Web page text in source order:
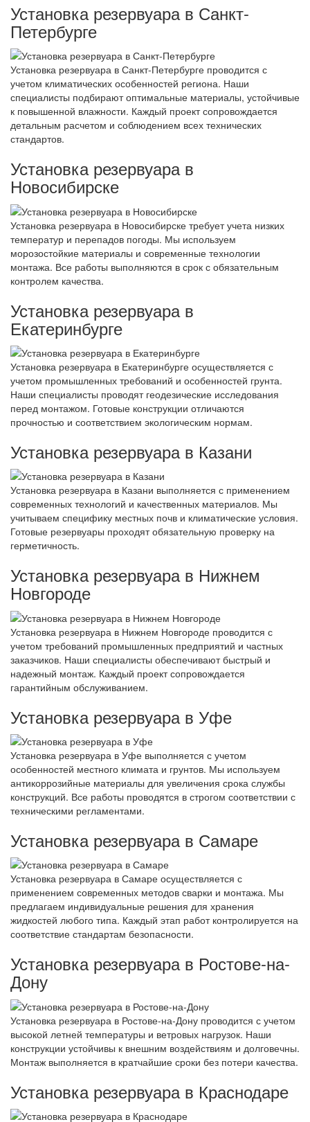
Установка резервуара в Санкт-
Петербурге
Установка резервуара в Санкт-Петербурге проводится с
учетом климатических особенностей региона. Наши
специалисты подбирают оптимальные материалы, устойчивые
к повышенной влажности. Каждый проект сопровождается
детальным расчетом и соблюдением всех технических
стандартов.
Установка резервуара в
Новосибирске
Установка резервуара в Новосибирске требует учета низких
температур и перепадов погоды. Мы используем
морозостойкие материалы и современные технологии
монтажа. Все работы выполняются в срок с обязательным
контролем качества.
Установка резервуара в
Екатеринбурге
Установка резервуара в Екатеринбурге осуществляется с
учетом промышленных требований и особенностей грунта.
Наши специалисты проводят геодезические исследования
перед монтажом. Готовые конструкции отличаются
прочностью и соответствием экологическим нормам.
Установка резервуара в Казани
Установка резервуара в Казани выполняется с применением
современных технологий и качественных материалов. Мы
учитываем специфику местных почв и климатические условия.
Готовые резервуары проходят обязательную проверку на
герметичность.
Установка резервуара в Нижнем
Новгороде
Установка резервуара в Нижнем Новгороде проводится с
учетом требований промышленных предприятий и частных
заказчиков. Наши специалисты обеспечивают быстрый и
надежный монтаж. Каждый проект сопровождается
гарантийным обслуживанием.
Установка резервуара в Уфе
Установка резервуара в Уфе выполняется с учетом
особенностей местного климата и грунтов. Мы используем
антикоррозийные материалы для увеличения срока службы
конструкций. Все работы проводятся в строгом соответствии с
техническими регламентами.
Установка резервуара в Самаре
Установка резервуара в Самаре осуществляется с
применением современных методов сварки и монтажа. Мы
предлагаем индивидуальные решения для хранения
жидкостей любого типа. Каждый этап работ контролируется на
соответствие стандартам безопасности.
Установка резервуара в Ростове-на-
Дону
Установка резервуара в Ростове-на-Дону проводится с учетом
высокой летней температуры и ветровых нагрузок. Наши
конструкции устойчивы к внешним воздействиям и долговечны.
Монтаж выполняется в кратчайшие сроки без потери качества.
Установка резервуара в Краснодаре